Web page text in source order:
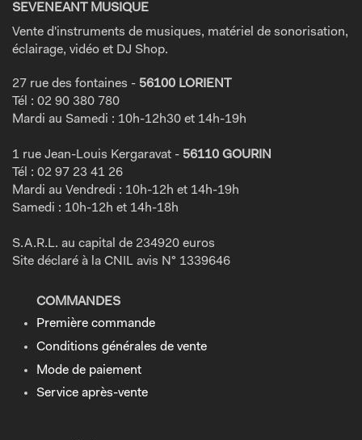
SEVENEANT MUSIQUE
Vente d'instruments de musiques, matériel de sonorisation,
éclairage, vidéo et DJ Shop.
27 rue des fontaines - 56100 LORIENT
Tél : 02 90 380 780
Mardi au Samedi : 10h-12h30 et 14h-19h
1 rue Jean-Louis Kergaravat - 56110 GOURIN
Tél : 02 97 23 41 26
Mardi au Vendredi : 10h-12h et 14h-19h
Samedi : 10h-12h et 14h-18h
S.A.R.L. au capital de 234920 euros
Site déclaré à la CNIL avis N° 1339646
COMMANDES
Première commande
Conditions générales de vente
Mode de paiement
Service après-vente